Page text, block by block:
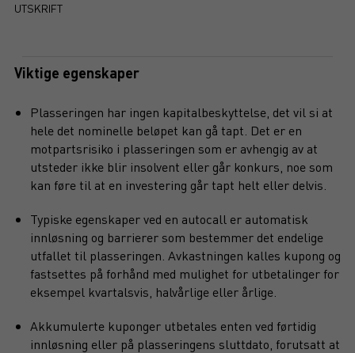
UTSKRIFT
Viktige egenskaper
Plasseringen har ingen kapitalbeskyttelse, det vil si at
hele det nominelle beløpet kan gå tapt. Det er en
motpartsrisiko i plasseringen som er avhengig av at
utsteder ikke blir insolvent eller går konkurs, noe som
kan føre til at en investering går tapt helt eller delvis.
Typiske egenskaper ved en autocall er automatisk
innløsning og barrierer som bestemmer det endelige
utfallet til plasseringen. Avkastningen kalles kupong og
fastsettes på forhånd med mulighet for utbetalinger for
eksempel kvartalsvis, halvårlige eller årlige.
Akkumulerte kuponger utbetales enten ved førtidig
innløsning eller på plasseringens sluttdato, forutsatt at